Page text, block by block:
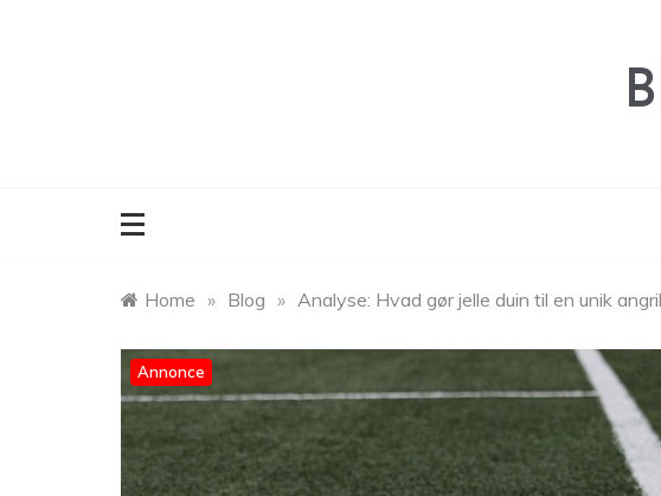
Home » Blog » Analyse: Hvad gør jelle duin til en unik
Annonce